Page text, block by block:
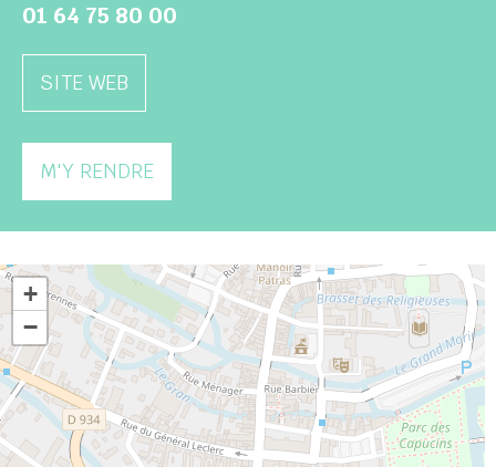
01 64 75 80 00
SITE WEB
M'Y RENDRE
+
−